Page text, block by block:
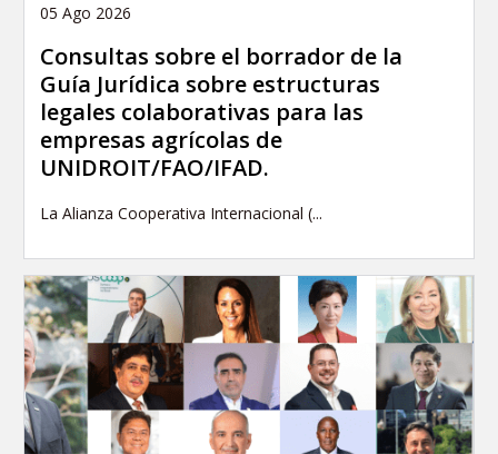
05 Ago 2026
Consultas sobre el borrador de la
Guía Jurídica sobre estructuras
legales colaborativas para las
empresas agrícolas de
UNIDROIT/FAO/IFAD.
La Alianza Cooperativa Internacional (...